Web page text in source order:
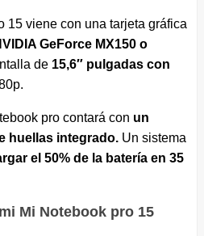
15 viene con una tarjeta gráfica
GeForce MX150 o
de 15,6″ pulgadas con
pro contará con un
huellas integrado. Un sistema
el 50% de la batería en 35
Mi Notebook pro 15